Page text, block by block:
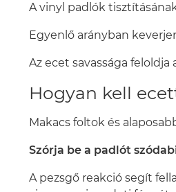
A vinyl padlók
Egyenlő arányban
Az ecet savassága
Hogyan kell
Makacs foltok és
Szórja be a padlót
A pezsgő reakció segít